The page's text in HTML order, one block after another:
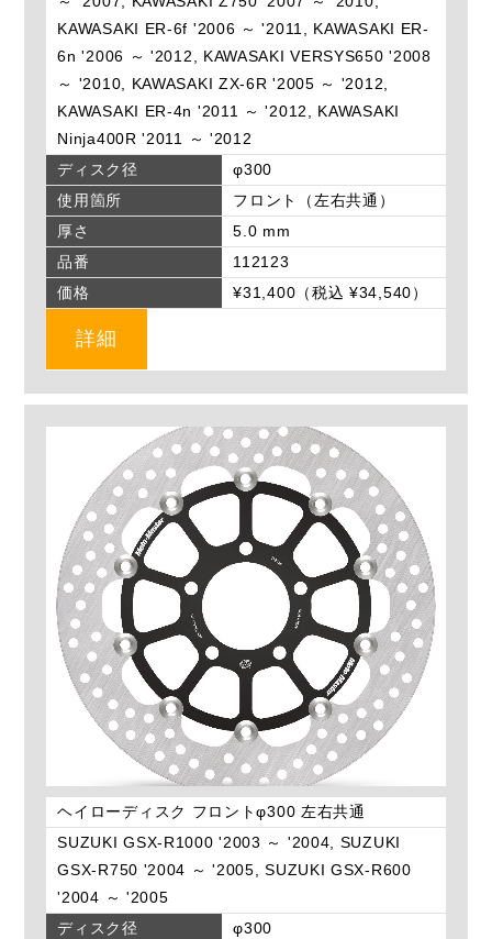
KAWASAKI ER-6f '2006 ～ '2011, KAWASAKI ER-
6n '2006 ～ '2012, KAWASAKI VERSYS650 '2008
～ '2010, KAWASAKI ZX-6R '2005 ～ '2012,
KAWASAKI ER-4n '2011 ～ '2012, KAWASAKI
Ninja400R '2011 ～ '2012
ディスク径
φ300
使用箇所
フロント（左右共通）
厚さ
5.0 mm
品番
112123
価格
¥31,400（税込 ¥34,540）
詳細
ヘイローディスク フロントφ300 左右共通
SUZUKI GSX-R1000 '2003 ～ '2004, SUZUKI
GSX-R750 '2004 ～ '2005, SUZUKI GSX-R600
'2004 ～ '2005
ディスク径
φ300